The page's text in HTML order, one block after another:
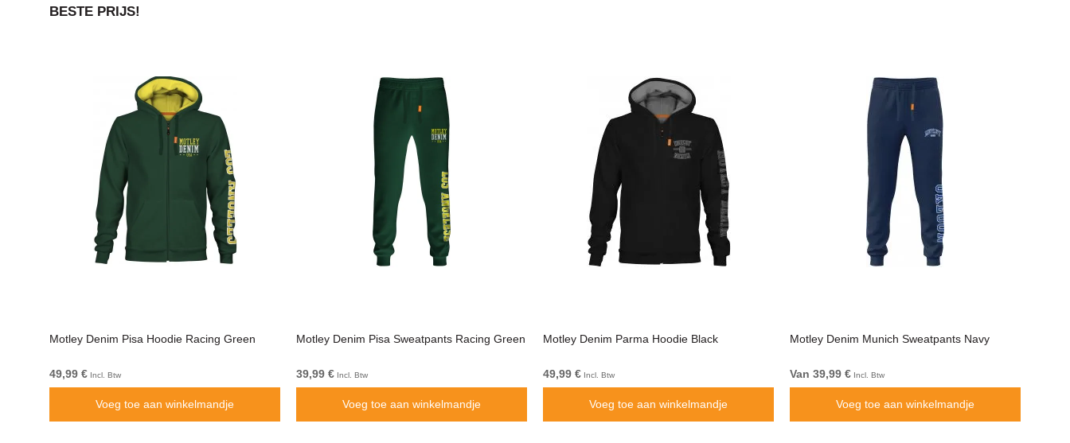
BESTE PRIJS!
Motley Denim Pisa Hoodie Racing Green
49,99 € Incl. Btw
Voeg toe aan winkelmandje
Motley Denim Pisa Sweatpants Racing Green
39,99 € Incl. Btw
Voeg toe aan winkelmandje
Motley Denim Parma Hoodie Black
49,99 € Incl. Btw
Voeg toe aan winkelmandje
Motley Denim Munich Sweatpants Navy
Van 39,99 € Incl. Btw
Voeg toe aan winkelmandje